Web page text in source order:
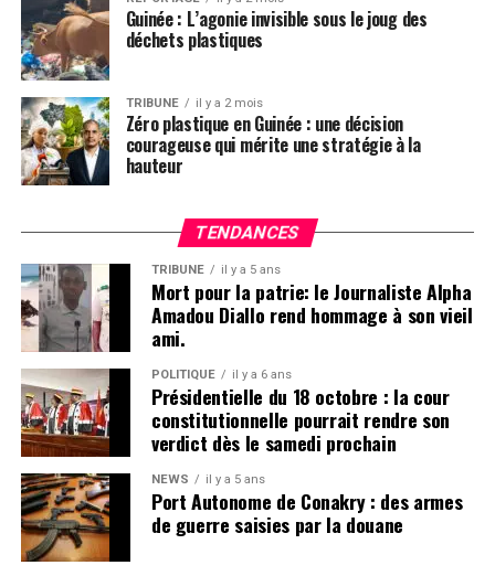
transition et les opposants.
Boubacar Baldé depuis le TPI de Kaloum pour
Kumpital.com
Post Views: 6 384
sortie de la salle de délibération
Cette procédure judiciaire qui était suivie par plusieurs
acteurs de la société civile et défenseurs de droits
fondamentaux du citoyen, arrive ainsi à sa fin au
Tribunal de première Instance de Mafanco.
Post Views: 1 363
Guinée : L’agonie invisible sous le joug des
déchets plastiques
TRIBUNE il y a 2 mois
Zéro plastique en Guinée : une décision
courageuse qui mérite une stratégie à la
hauteur
TENDANCES
TRIBUNE il y a 5 ans
Mort pour la patrie: le Journaliste Alpha
Amadou Diallo rend hommage à son vieil
ami.
POLITIQUE il y a 6 ans
Présidentielle du 18 octobre : la cour
constitutionnelle pourrait rendre son
verdict dès le samedi prochain
NEWS il y a 5 ans
Port Autonome de Conakry : des armes
de guerre saisies par la douane